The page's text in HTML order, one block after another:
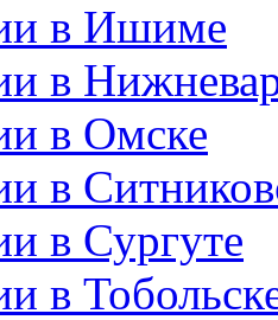
в Ишиме
в
в Омске
в
в Сургуте
в